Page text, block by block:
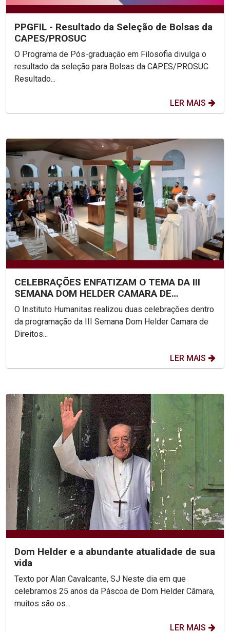
PPGFIL - Resultado da Seleção de Bolsas da
CAPES/PROSUC
O Programa de Pós-graduação em Filosofia divulga o
resultado da seleção para Bolsas da CAPES/PROSUC.
Resultado...
LER MAIS
CELEBRAÇÕES ENFATIZAM O TEMA DA III
SEMANA DOM HELDER CAMARA DE
DIREITOS HUMANOS NA UNICAP
O Instituto Humanitas realizou duas celebrações dentro
da programação da III Semana Dom Helder Camara de
Direitos...
LER MAIS
Dom Helder e a abundante atualidade de sua
vida
Texto por Alan Cavalcante, SJ Neste dia em que
celebramos 25 anos da Páscoa de Dom Helder Câmara,
muitos são os...
LER MAIS